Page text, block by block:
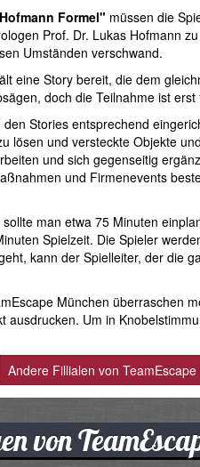
Formel" müssen die
Prof. Dr. Lukas Hofmann
Umständen verschwand.
eine Story bereit, die dem
doch die Teilnahme ist
Stories entsprechend
lösen und versteckte Objekte
und sich gegenseitig
und Firmenevents
man etwa 75 Minuten
Spielzeit. Die Spieler
kann der Spielleiter, der die
München überraschen
ausdrucken. Um in
von